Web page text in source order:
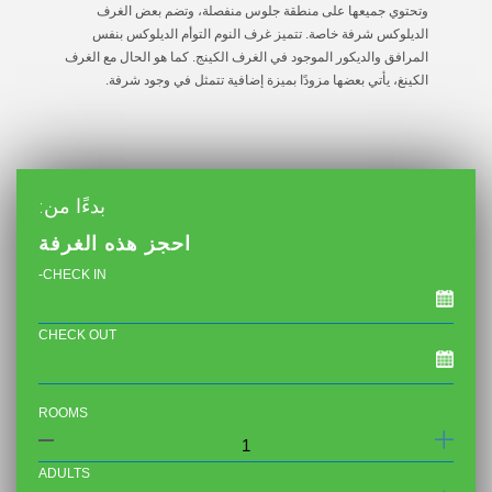
وتحتوي جميعها على منطقة جلوس منفصلة، ​​وتضم بعض الغرف
الديلوكس شرفة خاصة. تتميز غرف النوم التوأم الديلوكس بنفس
المرافق والديكور الموجود في الغرف الكينج. كما هو الحال مع الغرف
الكينغ، يأتي بعضها مزودًا بميزة إضافية تتمثل في وجود شرفة.
بدءًا من:
احجز هذه الغرفة
CHECK IN-
CHECK OUT
ROOMS
ADULTS